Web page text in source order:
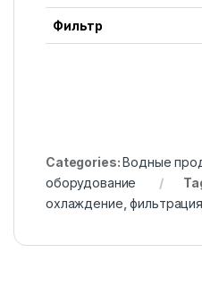
Фильтр
Categories:Водные
оборудование
охлаждение ,фильтрация